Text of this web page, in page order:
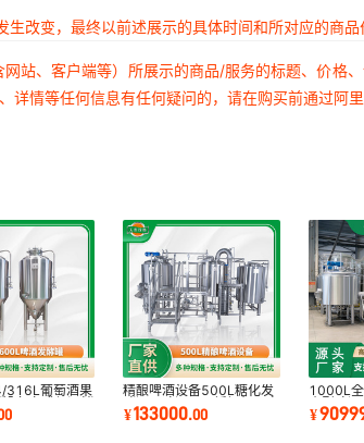
改变，最终以前述展示的具体时间和所对应的商品
站、客户端等）所展示的商品/服务的标题、价格
情等任何信息有任何疑问的，请在购买前通过阿
316L葡萄酒果
备立式保温储
罐
精酿啤酒设备500L糖化发
酵酒吧啤酒厂不锈钢机器自
酿蒸汽加热
¥133000.00
1000L
小型啤
动设备精
¥